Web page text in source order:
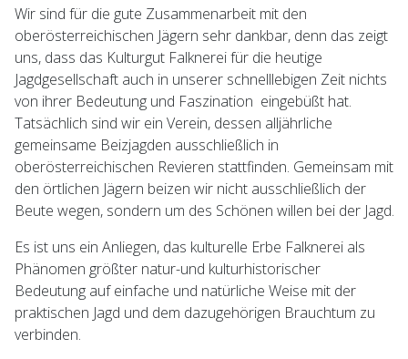
Wir sind für die gute Zusammenarbeit mit den
oberösterreichischen Jägern sehr dankbar, denn das zeigt
uns, dass das Kulturgut Falknerei für die heutige
Jagdgesellschaft auch in unserer schnelllebigen Zeit nichts
von ihrer Bedeutung und Faszination eingebüßt hat.
Tatsächlich sind wir ein Verein, dessen alljährliche
gemeinsame Beizjagden ausschließlich in
oberösterreichischen Revieren stattfinden. Gemeinsam mit
den örtlichen Jägern beizen wir nicht ausschließlich der
Beute wegen, sondern um des Schönen willen bei der Jagd.
Es ist uns ein Anliegen, das kulturelle Erbe Falknerei als
Phänomen größter natur-und kulturhistorischer
Bedeutung auf einfache und natürliche Weise mit der
praktischen Jagd und dem dazugehörigen Brauchtum zu
verbinden.